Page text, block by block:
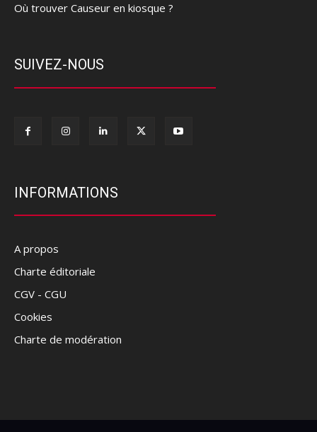
Où trouver Causeur en kiosque ?
SUIVEZ-NOUS
INFORMATIONS
A propos
Charte éditoriale
CGV - CGU
Cookies
Charte de modération